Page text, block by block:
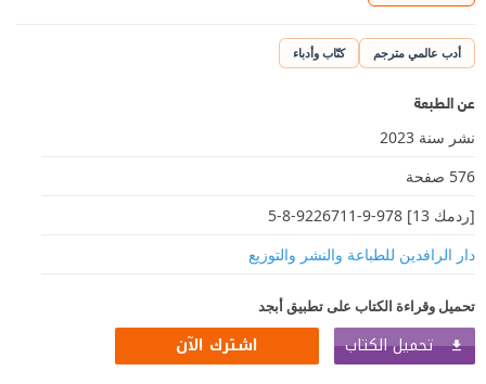
أدب عالمي مترجم كتّاب وأدباء
عن الطبعة
نشر سنة 2023
576 صفحة
[ردمك 13] 978-9-9226711-8-5
دار الرافدين للطباعة والنشر والتوزيع
تحميل وقراءة الكتاب على تطبيق أبجد
تحميل الكتاب اشترك الآن